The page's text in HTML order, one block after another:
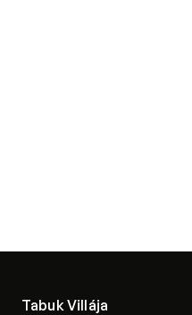
Tabuk Villája